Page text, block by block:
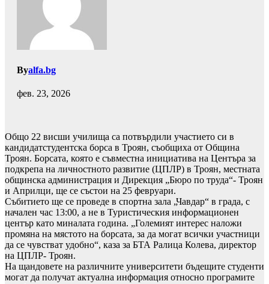
Byalfa.bg
фев. 23, 2026
Общо 22 висши училища са потвърдили участието си в
кандидатстудентска борса в Троян, съобщиха от Община
Троян. Борсата, която е съвместна инициатива на Центъра за
подкрепа на личностното развитие (ЦПЛР) в Троян, местната
общинска администрация и Дирекция „Бюро по труда“- Троян
и Априлци, ще се състои на 25 февруари.
Събитието ще се проведе в спортна зала „Чавдар“ в града, с
начален час 13:00, а не в Туристическия информационен
център като миналата година. „Големият интерес наложи
промяна на мястото на борсата, за да могат всички участници
да се чувстват удобно“, каза за БТА Ралица Колева, директор
на ЦПЛР- Троян.
На щандовете на различните университети бъдещите студенти
могат да получат актуална информация относно програмите